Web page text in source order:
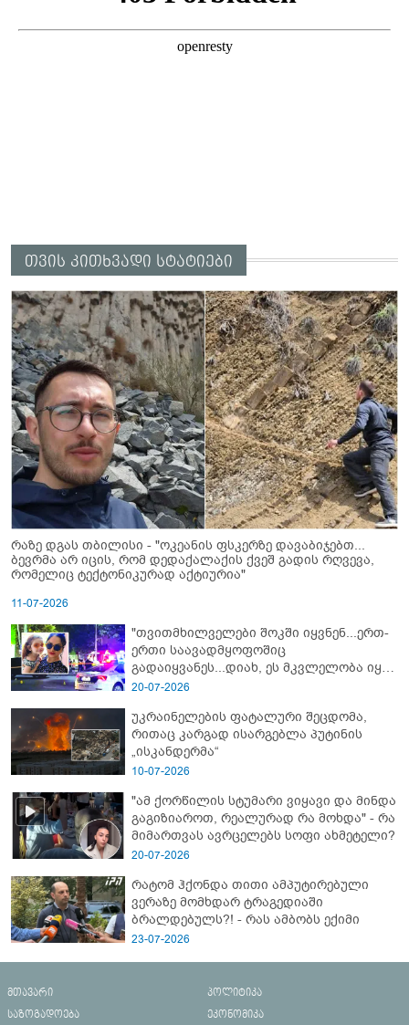
თვის კითხვადი სტატიები
რაზე დგას თბილისი - "ოკეანის ფსკერზე დავაბიჯებთ...
ბევრმა არ იცის, რომ დედაქალაქის ქვეშ გადის რღვევა,
რომელიც ტექტონიკურად აქტიურია"
11-07-2026
"თვითმხილველები შოკში იყვნენ...ერთ-
ერთი საავადმყოფოშიც
გადაიყვანეს...დიახ, ეს მკვლელობა იყო"
- გორში დატრიალებული ტრაგედიის
20-07-2026
უკრაინელების ფატალური შეცდომა,
რითაც კარგად ისარგებლა პუტინის
„ისკანდერმა“
10-07-2026
"ამ ქორწილის სტუმარი ვიყავი და მინდა
გაგიზიაროთ, რეალურად რა მოხდა" - რა
მიმართვას ავრცელებს სოფი ახმეტელი?
20-07-2026
რატომ ჰქონდა თითი ამპუტირებული
ვერაზე მომხდარ ტრაგედიაში
ბრალდებულს?! - რას ამბობს ექიმი
23-07-2026
მთავარი
პოლიტიკა
საზოგადოება
ეკონომიკა